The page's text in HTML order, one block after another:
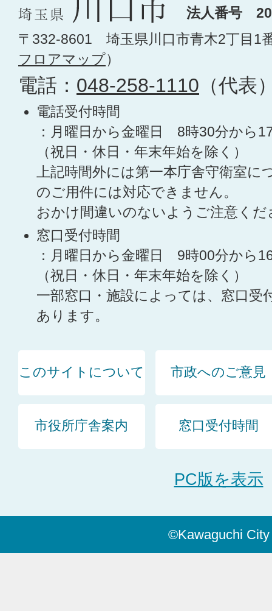
法人番号
〒332-8601 埼玉県川口市青木2丁目1
フロアマップ）
電話： 048-258-1110 （代表
電話受付時間
：月曜日から金曜日 8時30分から
（祝日・休日・年末年始を除く）
上記時間外には第一本庁舎守衛室に
のご用件には対応できません。
おかけ間違いのないようご注意くだ
窓口受付時間
：月曜日から金曜日 9時00分から
（祝日・休日・年末年始を除く）
一部窓口・施設によっては、窓口受
あります。
このサイトについて 市政へのご意見
市役所庁舎案内 窓口受付時間
PC版を表示
©Kawaguchi City